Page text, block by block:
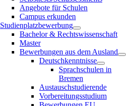
Angebote für Schulen
Campus erkunden
Studienplatzbewerbung
Bachelor & Rechtswissenschaft
Master
Bewerbungen aus dem Ausland
Deutschkenntnisse
Sprachschulen in
Bremen
Austauschstudierende
Vorbereitungsstudium